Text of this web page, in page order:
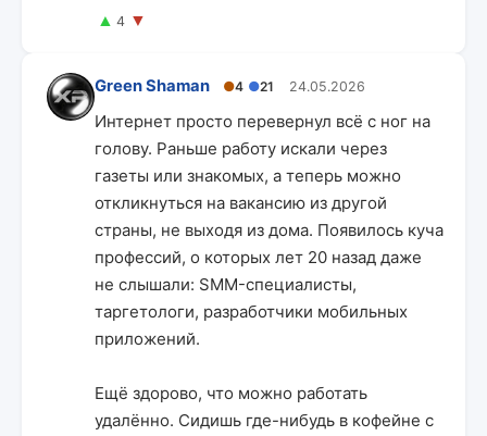
▲ 4 ▼
Green Shaman ●4 ●21 24.05.2026
Интернет просто перевернул всё с ног на
голову. Раньше работу искали через
газеты или знакомых, а теперь можно
откликнуться на вакансию из другой
страны, не выходя из дома. Появилось куча
профессий, о которых лет 20 назад даже
не слышали: SMM-специалисты,
таргетологи, разработчики мобильных
приложений.
Ещё здорово, что можно работать
удалённо. Сидишь где-нибудь в кофейне с